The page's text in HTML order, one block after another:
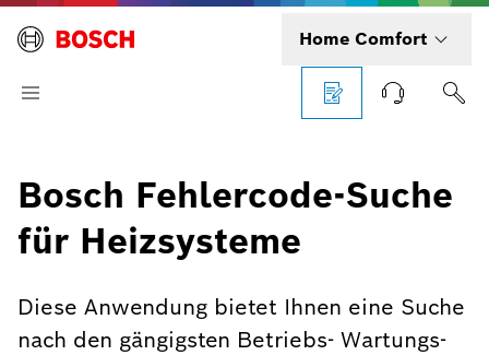
Home Comfort
Bosch Fehlercode-Suche
für Heizsysteme
Diese Anwendung bietet Ihnen eine Suche
nach den gängigsten Betriebs- Wartungs-